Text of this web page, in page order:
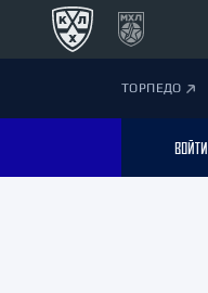
ТОРПЕДО
ВОЙТИ